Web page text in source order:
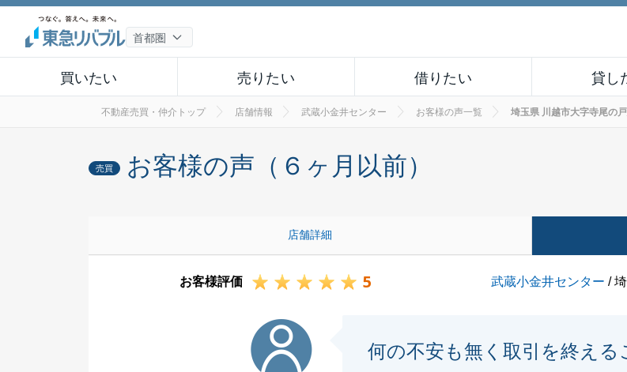
買いたい 売りたい 借りたい 貸し
不動産売買・仲介トップ 店舗情報 武蔵小金井センター お客様の声一覧 埼玉県 川越市大字寺尾の
売買 お客様の声（６ヶ月以前）
店舗詳細
お客様評価 5 武蔵小金井センター /
何の不安も無く取引を終える